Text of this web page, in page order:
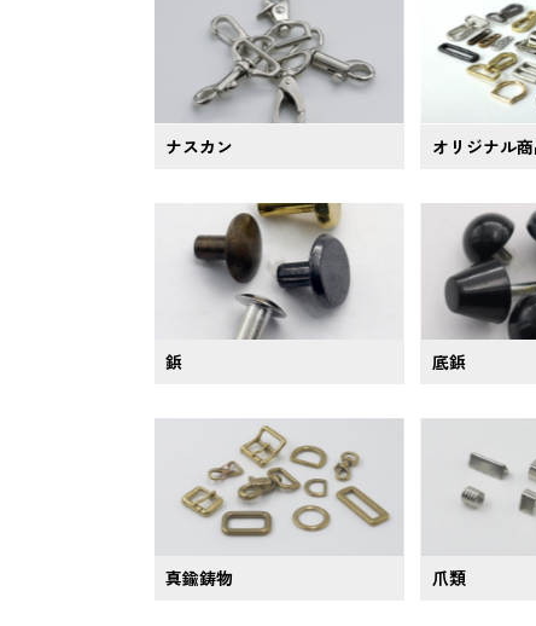
ナスカン オリジナル
鋲 底鋲
真鍮鋳物 爪類